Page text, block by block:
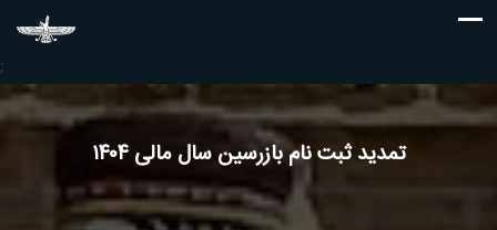
;
تمدید ثبت نام بازرسین سال مالی ۱۴۰۴